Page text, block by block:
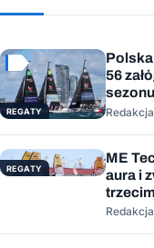
REGATY
56
Redakcja
REGATY
ME
aura i
Redakcja